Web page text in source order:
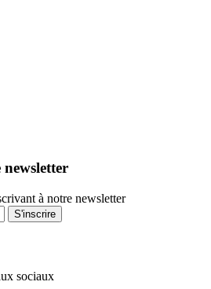
à notre newsletter
S'inscrire
sociaux